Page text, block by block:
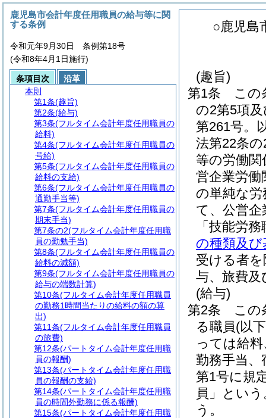
○鹿児島
(趣旨)
第1条
この
の2第5項
第261号。
法第22条
等の労働
営企業労働
の単純な
て、公営
「技能労
の種類及
受ける者
与、旅費
(給与)
第2条
この
る職員(以
っては給
勤務手当、
第1号に規
員」という
う。
鹿児島市会計年度任用職員の給与等に関
する条例
令和元年9月30日 条例第18号
(令和8年4月1日施行)
条項目次
沿革
本則
第1条(趣旨)
第2条(給与)
第3条(フルタイム会計年度任用職員の
給料)
第4条(フルタイム会計年度任用職員の
号給)
第5条(フルタイム会計年度任用職員の
給料の支給)
第6条(フルタイム会計年度任用職員の
通勤手当等)
第7条(フルタイム会計年度任用職員の
期末手当)
第7条の2(フルタイム会計年度任用職
員の勤勉手当)
第8条(フルタイム会計年度任用職員の
給料の減額)
第9条(フルタイム会計年度任用職員の
給与の端数計算)
第10条(フルタイム会計年度任用職員
の勤務1時間当たりの給料の額の算
出)
第11条(フルタイム会計年度任用職員
の旅費)
第12条(パートタイム会計年度任用職
員の報酬)
第13条(パートタイム会計年度任用職
員の報酬の支給)
第14条(パートタイム会計年度任用職
員の時間外勤務に係る報酬)
第15条(パートタイム会計年度任用職